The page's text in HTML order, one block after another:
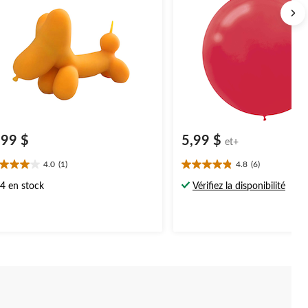
$
4.0 (1)
4 en stock
5,99 $ et+
4.8 (6)
4.8
étoile(s)
Vérifiez la disponibilité